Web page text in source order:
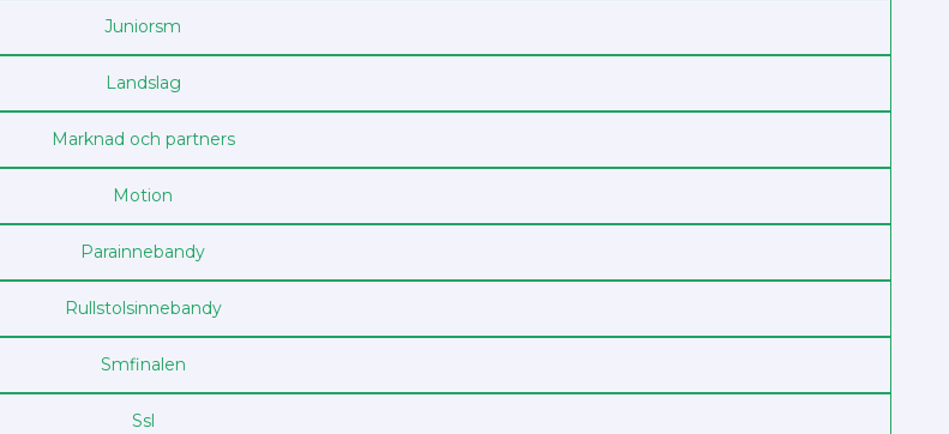
Junior­sm
Landslag
Marknad och partners
Motion
Para­innebandy
Rullstols­innebandy
Sm­finalen
Ssl